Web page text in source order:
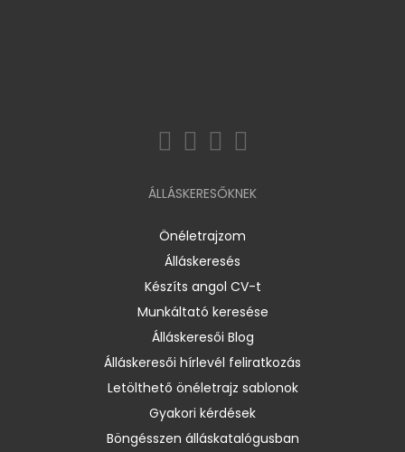
ÁLLÁSKERESŐKNEK
Önéletrajzom
Álláskeresés
Készíts angol CV-t
Munkáltató keresése
Álláskeresői Blog
Álláskeresői hírlevél feliratkozás
Letölthető önéletrajz sablonok
Gyakori kérdések
Böngésszen álláskatalógusban